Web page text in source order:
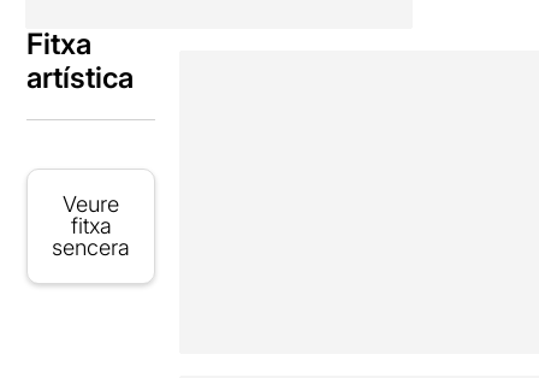
Fitxa
artística
Veure
fitxa
sencera